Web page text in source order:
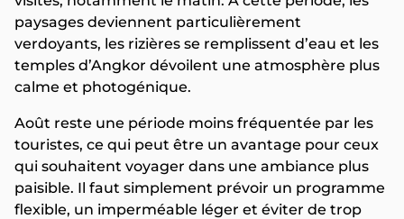
paysages deviennent particulièrement
verdoyants, les rizières se remplissent d’eau et les
temples d’Angkor dévoilent une atmosphère plus
calme et photogénique.
Août reste une période moins fréquentée par les
touristes, ce qui peut être un avantage pour ceux
qui souhaitent voyager dans une ambiance plus
paisible. Il faut simplement prévoir un programme
flexible, un imperméable léger et éviter de trop